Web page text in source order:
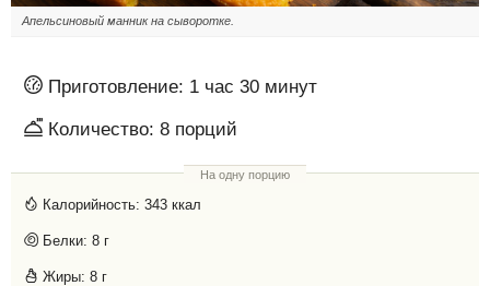
Апельсиновый манник на сыворотке.
Приготовление: 1 час 30 минут
Количество: 8 порций
На одну порцию
Калорийность: 343 ккал
Белки: 8 г
Жиры: 8 г